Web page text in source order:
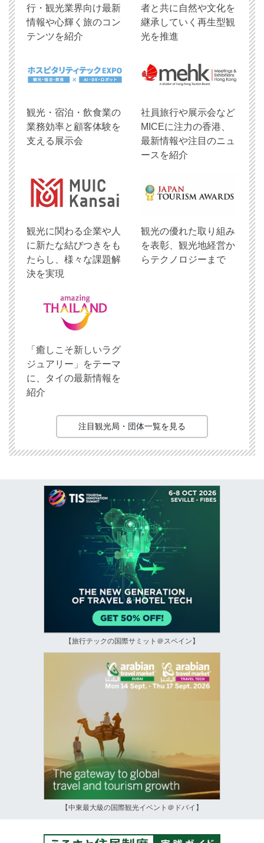
行・観光業界向け最新
情報や心輝く旅のコン
テンツを紹介
者と共に自然や文化を
継承していく再生型観
光を推進
観光・宿泊・飲食業の
業務効率と顧客体験を
支える展示会
社員旅行や展示会など
MICEに注力の香港、
最新情報や注目のニュ
ースを紹介
観光に関わる企業や人
に新たな結びつきをも
たらし、様々な課題解
決を実現
観光の優れた取り組み
を表彰、観光地経営か
らテクノロジーまで
「癒しこそ新しいラグ
ジュアリー」をテーマ
に、タイの最新情報を
紹介
注目観光局・団体一覧を見る
【旅行テックの国際サミット＠スペイン】
【中東最大級の国際観光イベント＠ドバイ】